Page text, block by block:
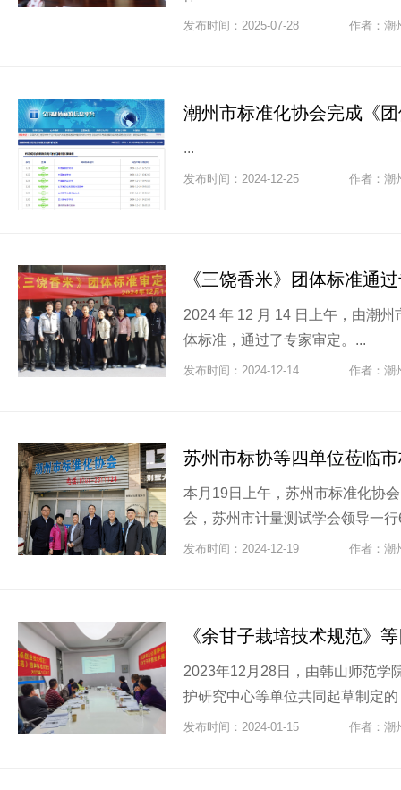
发布时间：2025-07-28 作者：潮
...
发布时间：2024-12-25 作者：潮
《三饶香米》团体标准通
2024 年 12 月 14 日上午，由潮
体标准，通过了专家审定。...
发布时间：2024-12-14 作者：潮
苏州市标协等四单位莅临
本月19日上午，苏州市标准化协
会，苏州市计量测试学会领导一
发布时间：2024-12-19 作者：潮
《余甘子栽培技术规范》
2023年12月28日，由韩山师范学
护研究中心等单位共同起草制定
发布时间：2024-01-15 作者：潮